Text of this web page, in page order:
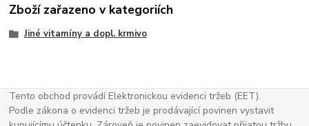
Zboží zařazeno v kategoriích
Jiné vitamíny a dopl. krmivo
Tento obchod provádí Elektronickou evidenci tržeb (EET).
Podle zákona o evidenci tržeb je prodávající povinen vystavit